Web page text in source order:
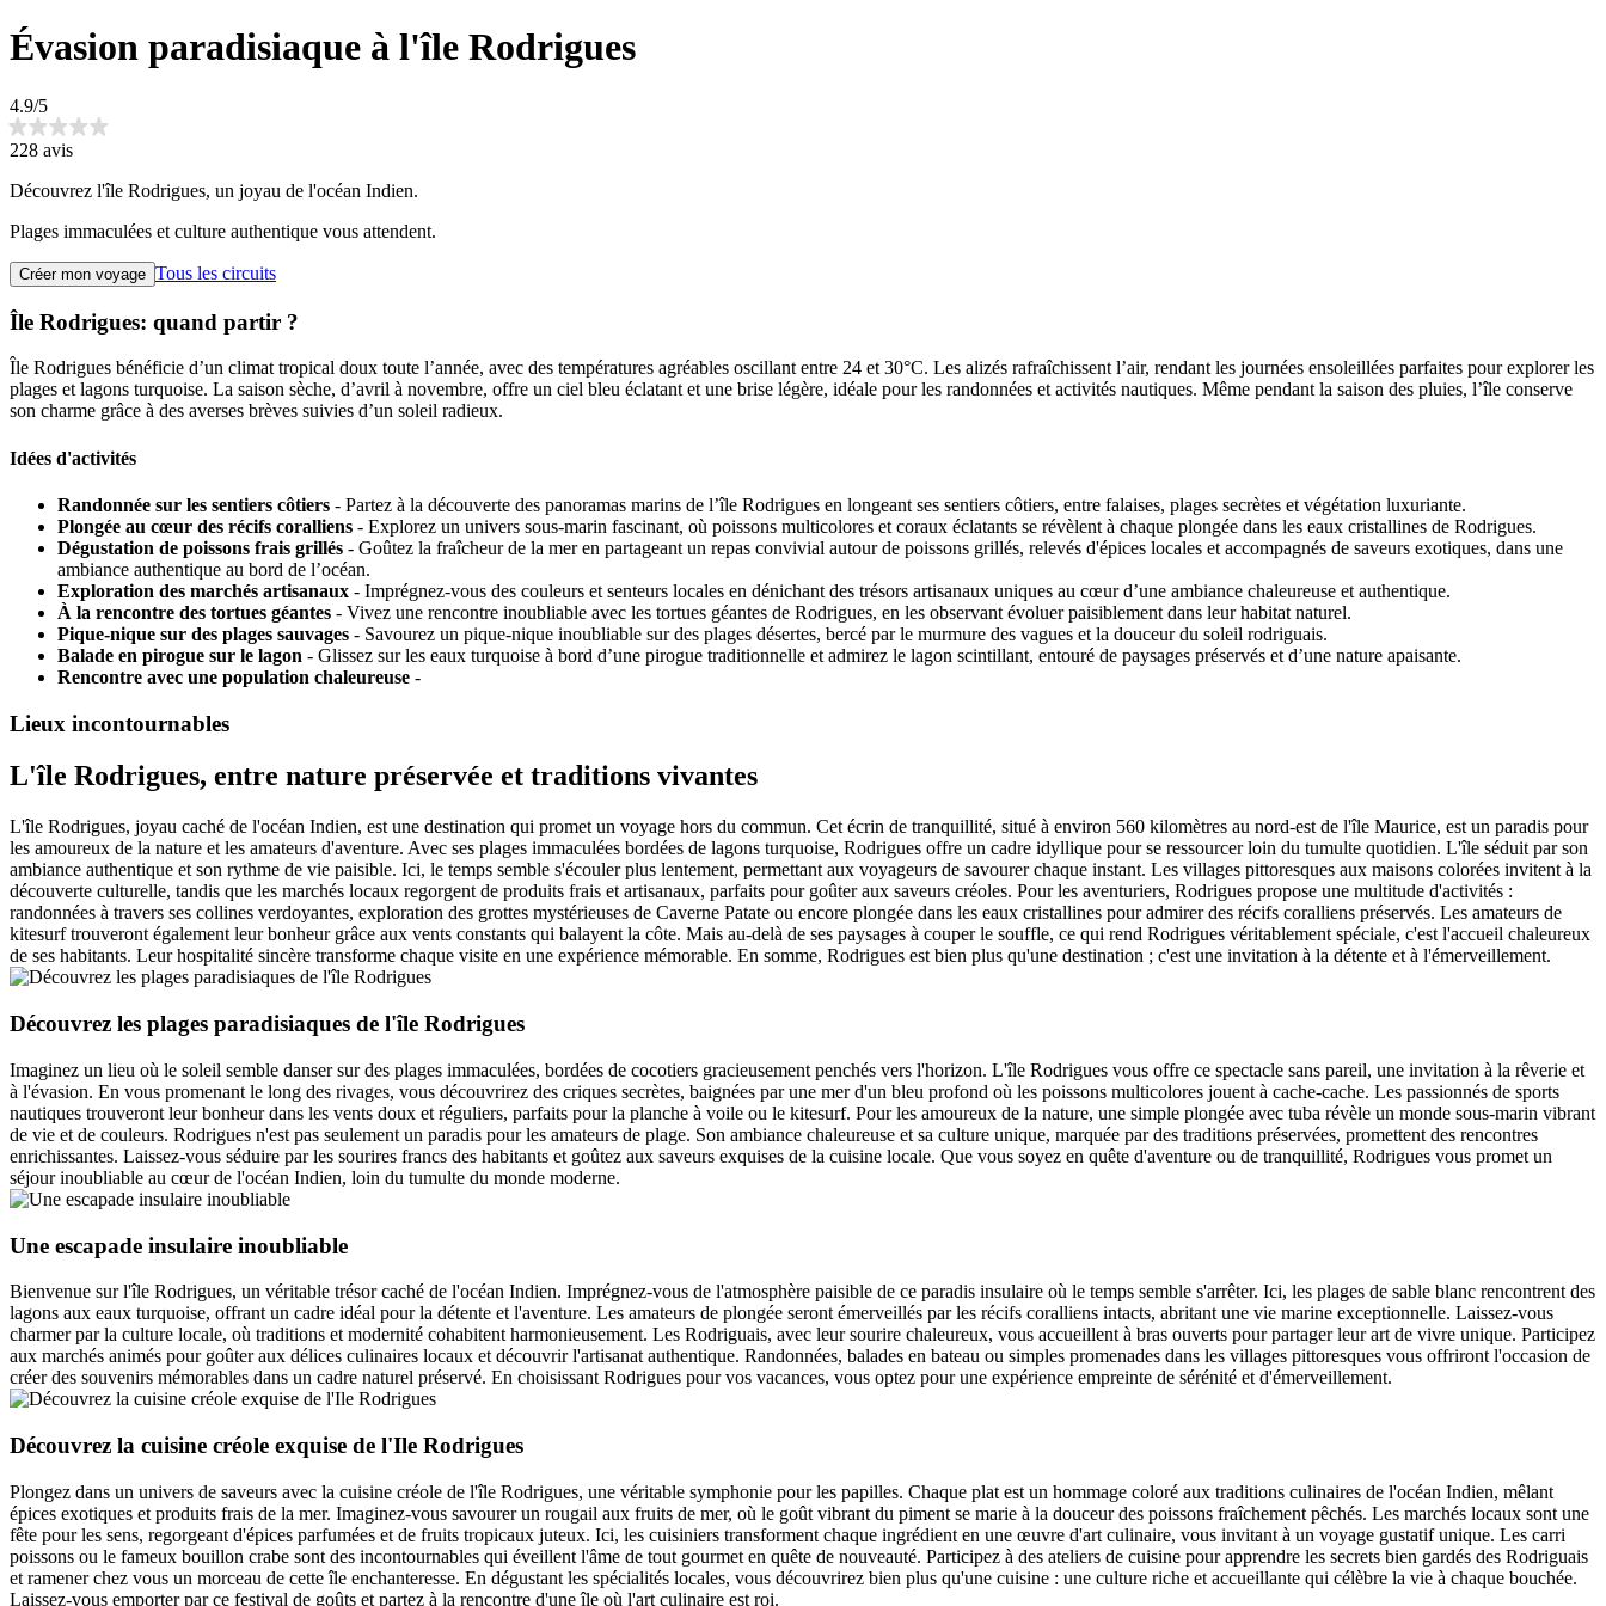
Évasion paradisiaque à l'île Rodrigues
4.9/5
228 avis
Découvrez l'île Rodrigues, un joyau de l'océan Indien.
Plages immaculées et culture authentique vous attendent.
Créer mon voyage Tous les circuits
Île Rodrigues: quand partir ?
Île Rodrigues bénéficie d’un climat tropical doux toute l’année, avec des températures agréables oscillant entre 24 et 30°C. Les alizés rafraîchissent l’air, rendant les journées ensoleillées parfaites pour explorer les
plages et lagons turquoise. La saison sèche, d’avril à novembre, offre un ciel bleu éclatant et une brise légère, idéale pour les randonnées et activités nautiques. Même pendant la saison des pluies, l’île conserve
son charme grâce à des averses brèves suivies d’un soleil radieux.
Idées d'activités
Randonnée sur les sentiers côtiers - Partez à la découverte des panoramas marins de l’île Rodrigues en longeant ses sentiers côtiers, entre falaises, plages secrètes et végétation luxuriante.
Plongée au cœur des récifs coralliens - Explorez un univers sous-marin fascinant, où poissons multicolores et coraux éclatants se révèlent à chaque plongée dans les eaux cristallines de Rodrigues.
Dégustation de poissons frais grillés - Goûtez la fraîcheur de la mer en partageant un repas convivial autour de poissons grillés, relevés d'épices locales et accompagnés de saveurs exotiques, dans une
ambiance authentique au bord de l’océan.
Exploration des marchés artisanaux - Imprégnez-vous des couleurs et senteurs locales en dénichant des trésors artisanaux uniques au cœur d’une ambiance chaleureuse et authentique.
À la rencontre des tortues géantes - Vivez une rencontre inoubliable avec les tortues géantes de Rodrigues, en les observant évoluer paisiblement dans leur habitat naturel.
Pique-nique sur des plages sauvages - Savourez un pique-nique inoubliable sur des plages désertes, bercé par le murmure des vagues et la douceur du soleil rodriguais.
Balade en pirogue sur le lagon - Glissez sur les eaux turquoise à bord d’une pirogue traditionnelle et admirez le lagon scintillant, entouré de paysages préservés et d’une nature apaisante.
Rencontre avec une population chaleureuse -
Lieux incontournables
L'île Rodrigues, entre nature préservée et traditions vivantes
L'île Rodrigues, joyau caché de l'océan Indien, est une destination qui promet un voyage hors du commun. Cet écrin de tranquillité, situé à environ 560 kilomètres au nord-est de l'île Maurice, est un paradis pour
les amoureux de la nature et les amateurs d'aventure. Avec ses plages immaculées bordées de lagons turquoise, Rodrigues offre un cadre idyllique pour se ressourcer loin du tumulte quotidien. L'île séduit par son
ambiance authentique et son rythme de vie paisible. Ici, le temps semble s'écouler plus lentement, permettant aux voyageurs de savourer chaque instant. Les villages pittoresques aux maisons colorées invitent à la
découverte culturelle, tandis que les marchés locaux regorgent de produits frais et artisanaux, parfaits pour goûter aux saveurs créoles. Pour les aventuriers, Rodrigues propose une multitude d'activités :
randonnées à travers ses collines verdoyantes, exploration des grottes mystérieuses de Caverne Patate ou encore plongée dans les eaux cristallines pour admirer des récifs coralliens préservés. Les amateurs de
kitesurf trouveront également leur bonheur grâce aux vents constants qui balayent la côte. Mais au-delà de ses paysages à couper le souffle, ce qui rend Rodrigues véritablement spéciale, c'est l'accueil chaleureux
de ses habitants. Leur hospitalité sincère transforme chaque visite en une expérience mémorable. En somme, Rodrigues est bien plus qu'une destination ; c'est une invitation à la détente et à l'émerveillement.
Découvrez les plages paradisiaques de l'île Rodrigues
Imaginez un lieu où le soleil semble danser sur des plages immaculées, bordées de cocotiers gracieusement penchés vers l'horizon. L'île Rodrigues vous offre ce spectacle sans pareil, une invitation à la rêverie et
à l'évasion. En vous promenant le long des rivages, vous découvrirez des criques secrètes, baignées par une mer d'un bleu profond où les poissons multicolores jouent à cache-cache. Les passionnés de sports
nautiques trouveront leur bonheur dans les vents doux et réguliers, parfaits pour la planche à voile ou le kitesurf. Pour les amoureux de la nature, une simple plongée avec tuba révèle un monde sous-marin vibrant
de vie et de couleurs. Rodrigues n'est pas seulement un paradis pour les amateurs de plage. Son ambiance chaleureuse et sa culture unique, marquée par des traditions préservées, promettent des rencontres
enrichissantes. Laissez-vous séduire par les sourires francs des habitants et goûtez aux saveurs exquises de la cuisine locale. Que vous soyez en quête d'aventure ou de tranquillité, Rodrigues vous promet un
séjour inoubliable au cœur de l'océan Indien, loin du tumulte du monde moderne.
Une escapade insulaire inoubliable
Bienvenue sur l'île Rodrigues, un véritable trésor caché de l'océan Indien. Imprégnez-vous de l'atmosphère paisible de ce paradis insulaire où le temps semble s'arrêter. Ici, les plages de sable blanc rencontrent des
lagons aux eaux turquoise, offrant un cadre idéal pour la détente et l'aventure. Les amateurs de plongée seront émerveillés par les récifs coralliens intacts, abritant une vie marine exceptionnelle. Laissez-vous
charmer par la culture locale, où traditions et modernité cohabitent harmonieusement. Les Rodriguais, avec leur sourire chaleureux, vous accueillent à bras ouverts pour partager leur art de vivre unique. Participez
aux marchés animés pour goûter aux délices culinaires locaux et découvrir l'artisanat authentique. Randonnées, balades en bateau ou simples promenades dans les villages pittoresques vous offriront l'occasion de
créer des souvenirs mémorables dans un cadre naturel préservé. En choisissant Rodrigues pour vos vacances, vous optez pour une expérience empreinte de sérénité et d'émerveillement.
Découvrez la cuisine créole exquise de l'Ile Rodrigues
Plongez dans un univers de saveurs avec la cuisine créole de l'île Rodrigues, une véritable symphonie pour les papilles. Chaque plat est un hommage coloré aux traditions culinaires de l'océan Indien, mêlant
épices exotiques et produits frais de la mer. Imaginez-vous savourer un rougail aux fruits de mer, où le goût vibrant du piment se marie à la douceur des poissons fraîchement pêchés. Les marchés locaux sont une
fête pour les sens, regorgeant d'épices parfumées et de fruits tropicaux juteux. Ici, les cuisiniers transforment chaque ingrédient en une œuvre d'art culinaire, vous invitant à un voyage gustatif unique. Les carri
poissons ou le fameux bouillon crabe sont des incontournables qui éveillent l'âme de tout gourmet en quête de nouveauté. Participez à des ateliers de cuisine pour apprendre les secrets bien gardés des Rodriguais
et ramener chez vous un morceau de cette île enchanteresse. En dégustant les spécialités locales, vous découvrirez bien plus qu'une cuisine : une culture riche et accueillante qui célèbre la vie à chaque bouchée.
Laissez-vous emporter par ce festival de goûts et partez à la rencontre d'une île où l'art culinaire est roi.